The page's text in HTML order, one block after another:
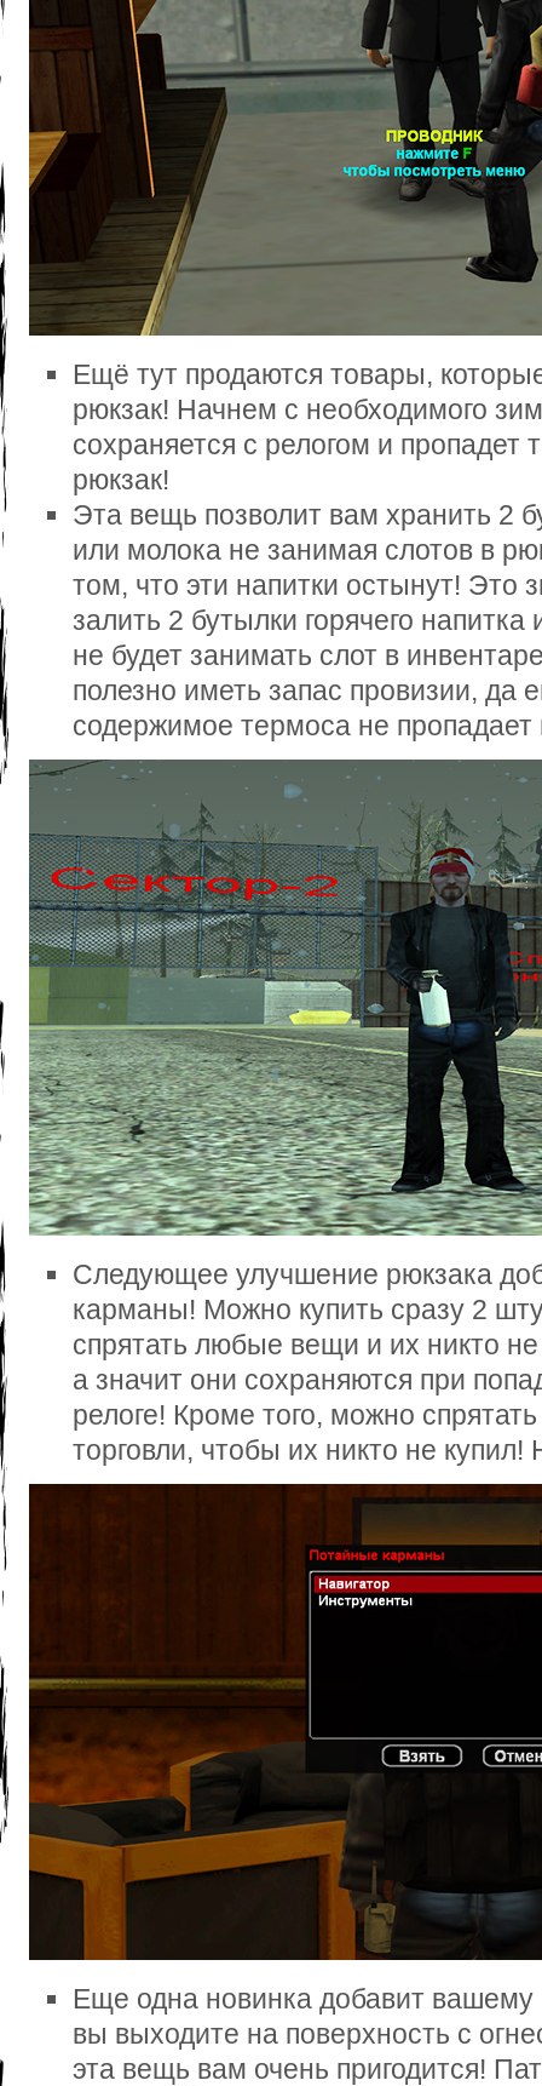
Ещё тут продаются товары,
рюкзак! Начнем с необходимого
сохраняется с релогом и пропадет
рюкзак!
Эта вещь позволит вам хранить 2
или молока не занимая слотов в
том, что эти напитки остынут! Это
залить 2 бутылки горячего
не будет занимать слот в
полезно иметь запас провизии, да
содержимое термоса не пропадает
Следующее улучшение рюкзака
карманы! Можно купить сразу 2
спрятать любые вещи и их никто
а значит они сохраняются при
релоге! Кроме того, можно
торговли, чтобы их никто не
Еще одна новинка добавит вашему
вы выходите на поверхность с
эта вещь вам очень пригодится!